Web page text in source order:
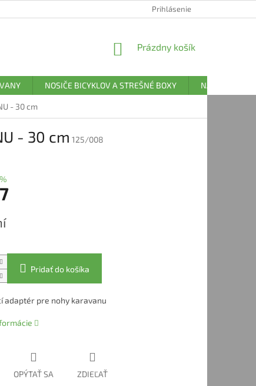
O COOKIES FORMULÁR NA ODSTÚPENIE OD ZMLUVY
Prihlásenie
NÁKUPNÝ
Prázdny košík
NOSIČE BICYKLOV A STREŠNÉ BOXY NÁHRADNÉ
- 30 cm
- 30 cm 125/008
Pridať do košíka
adaptér pre nohy karavanu
OPÝTAŤ SA ZDIEĽAŤ